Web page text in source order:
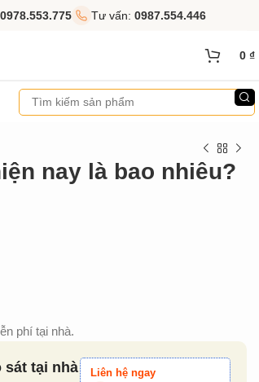
0978.553.775 Tư vấn: 0987.554.446
0 ₫
nay là bao nhiêu?
phí tại nhà.
sát tại nhà
Liên hệ ngay